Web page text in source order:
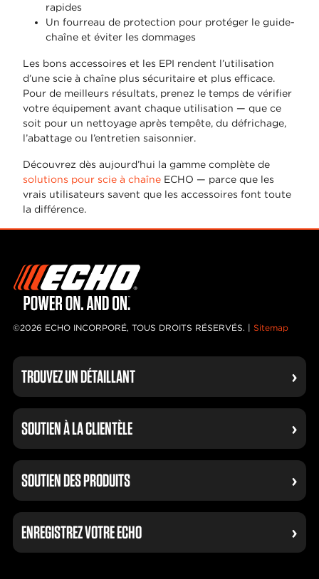
rapides
Un fourreau de protection pour protéger le guide-
chaîne et éviter les dommages
Les bons accessoires et les EPI rendent l’utilisation
d’une scie à chaîne plus sécuritaire et plus efficace.
Pour de meilleurs résultats, prenez le temps de vérifier
votre équipement avant chaque utilisation — que ce
soit pour un nettoyage après tempête, du défrichage,
l’abattage ou l’entretien saisonnier.
Découvrez dès aujourd’hui la gamme complète de
solutions pour scie à chaîne ECHO — parce que les
vrais utilisateurs savent que les accessoires font toute
la différence.
©2026 ECHO INCORPORÉ, TOUS DROITS RÉSERVÉS. | Sitemap
TROUVEZ UN DÉTAILLANT
SOUTIEN À LA CLIENTÈLE
SOUTIEN DES PRODUITS
ENREGISTREZ VOTRE ECHO